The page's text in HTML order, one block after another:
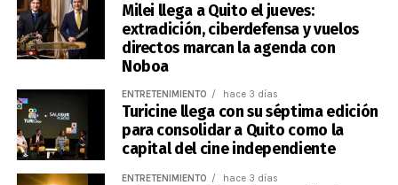
Milei llega a Quito el jueves:
extradición, ciberdefensa y vuelos
directos marcan la agenda con
Noboa
ENTRETENIMIENTO hace 3 días
Turicine llega con su séptima edición
para consolidar a Quito como la
capital del cine independiente
ENTRETENIMIENTO hace 3 días